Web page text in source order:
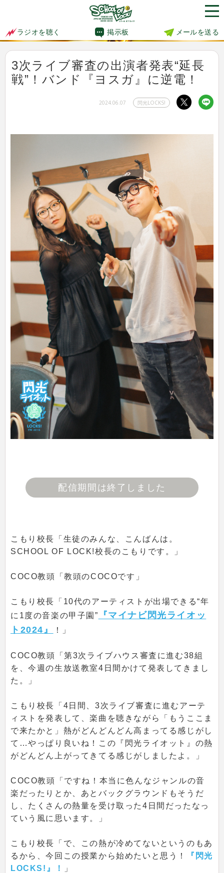
ラジオを聴く 掲示板 メールを送る
3次ライブ審査の出演者発表“延長
戦”！バンド『ヨスガ』に逆電！
2024.06.07 閃光LOCKS!
配信期間は終了しました
こもり校長「生徒のみんな、こんばんは。
SCHOOL OF LOCK!校長のこもりです。」
COCO教頭「教頭のCOCOです」
こもり校長「10代のアーティストが出場できる“年
に1度の音楽の甲子園”
『マイナビ閃光ライオッ
ト2024』
！」
COCO教頭「第3次ライブハウス審査に進む38組
を、今週の生放送教室4日間かけて発表してきまし
た。」
こもり校長「4日間、3次ライブ審査に進むアーテ
ィストを発表して、楽曲を聴きながら「もうここま
で来たかと」熱がどんどんどん高まってる感じがし
て…やっぱり良いね！この『閃光ライオット』の熱
がどんどん上がってきてる感じがしましたよ。」
COCO教頭「ですね！本当に色んなジャンルの音
楽だったりとか、あとバックグラウンドもそうだ
し、たくさんの熱量を受け取った4日間だったなっ
ていう風に思います。」
こもり校長「で、この熱が冷めてないというのもあ
るから、今回この授業から始めたいと思う！
『閃光
LOCKS!』！
」